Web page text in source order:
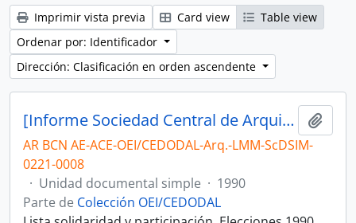
Imprimir vista previa Card view
Table view
Ordenar por: Identificador
Dirección: Clasificación en orden ascendente
[Informe Sociedad Central de Arquitectos. Lista oficializada de candidatos]
AR BCN AE-ACE-OEI/CEDODAL-Arq.-LMM-ScDSIM-
0221-0008
· Unidad documental simple · 1990
Parte de Colección OEI/CEDODAL